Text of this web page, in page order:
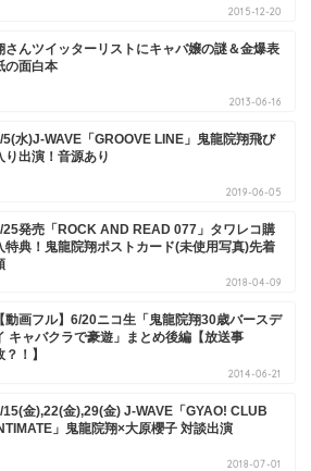
2015-12-20
さんツイッターリストにキャバ嬢の謎＆金爆表
の面白本
2013-06-16
5(水)J-WAVE「GROOVE LINE」鬼龍院翔飛び
り出演！音源あり
2019-06-05
25発売「ROCK AND READ 077」タワレコ購
特典！鬼龍院翔ポストカード(未使用写真)先着
2018-04-09
【動画フル】6/20ニコ生「鬼龍院翔30歳バースデ
キャバクラで豪遊」まとめ後編【放送事
？！】
2014-06-21
15(金),22(金),29(金) J-WAVE「GYAO! CLUB
」鬼龍院翔×大原櫻子 対談出演
2018-07-01